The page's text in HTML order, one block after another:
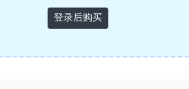
登录后购买